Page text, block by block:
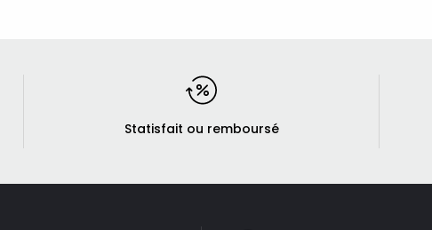
Statisfait ou remboursé